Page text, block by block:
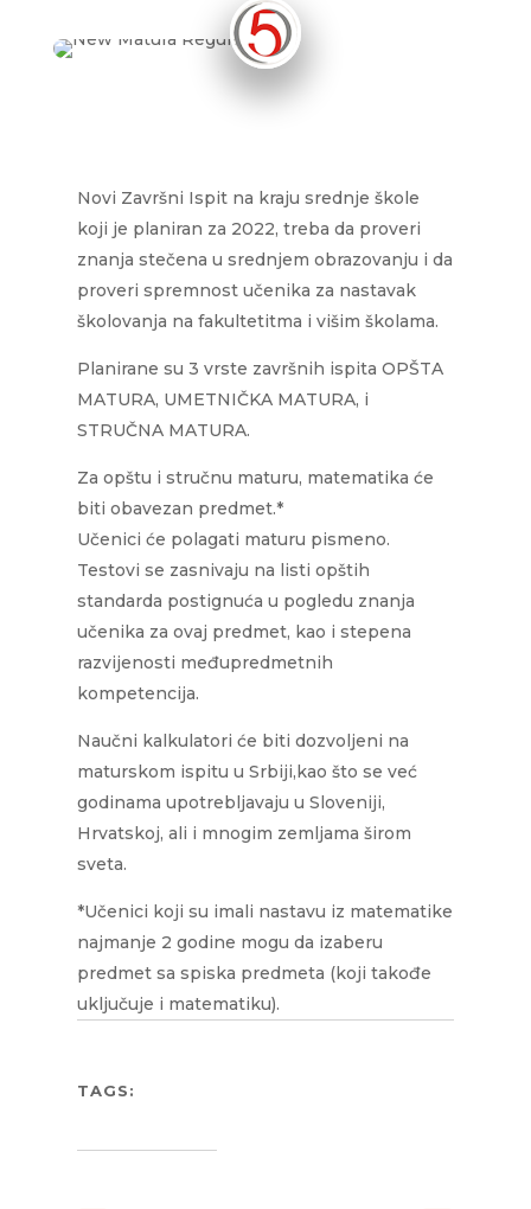
Novi Završni Ispit na kraju srednje škole
koji je planiran za 2022, treba da proveri
znanja stečena u srednjem obrazovanju i da
proveri spremnost učenika za nastavak
školovanja na fakultetitma i višim školama.
Planirane su 3 vrste završnih ispita OPŠTA
MATURA, UMETNIČKA MATURA, i
STRUČNA MATURA.
Za opštu i stručnu maturu, matematika će
biti obavezan predmet.*
Učenici će polagati maturu pismeno.
Testovi se zasnivaju na listi opštih
standarda postignuća u pogledu znanja
učenika za ovaj predmet, kao i stepena
razvijenosti međupredmetnih
kompetencija.
Naučni kalkulatori će biti dozvoljeni na
maturskom ispitu u Srbiji,kao što se već
godinama upotrebljavaju u Sloveniji,
Hrvatskoj, ali i mnogim zemljama širom
sveta.
*Učenici koji su imali nastavu iz matematike
najmanje 2 godine mogu da izaberu
predmet sa spiska predmeta (koji takođe
uključuje i matematiku).
TAGS: